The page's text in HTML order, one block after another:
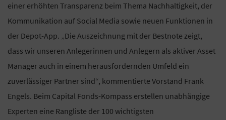
einer erhöhten Transparenz beim Thema Nachhaltigkeit, der
Kommunikation auf Social Media sowie neuen Funktionen in
der Depot-App. „Die Auszeichnung mit der Bestnote zeigt,
dass wir unseren Anlegerinnen und Anlegern als aktiver Asset
Manager auch in einem herausfordernden Umfeld ein
zuverlässiger Partner sind“, kommentierte Vorstand Frank
Engels. Beim Capital Fonds-Kompass erstellen unabhängige
Experten eine Rangliste der 100 wichtigsten